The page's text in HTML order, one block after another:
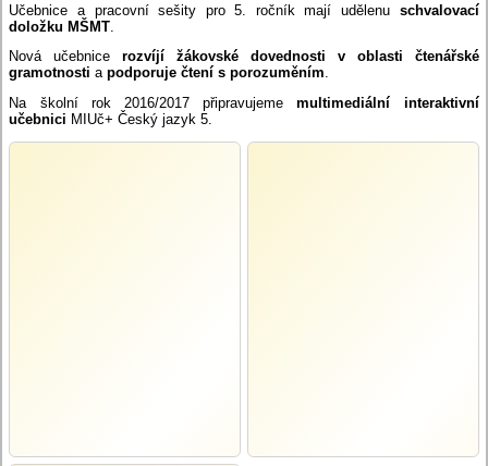
Učebnice a pracovní sešity pro 5. ročník mají udělenu schvalovací
doložku MŠMT
Nová učebnicerozvíjí žákovské dovednosti v oblasti čtenářské
gramotnosti apodporuje čtení s porozuměním.
Na školní rok 2016/2017 připravujememultimediální interaktivní
učebnici MIUč+ Český jazyk 5.